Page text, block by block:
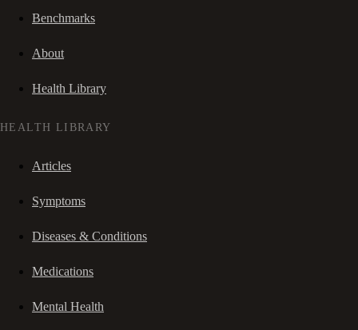
Benchmarks
About
Health Library
HEALTH LIBRARY
Articles
Symptoms
Diseases & Conditions
Medications
Mental Health